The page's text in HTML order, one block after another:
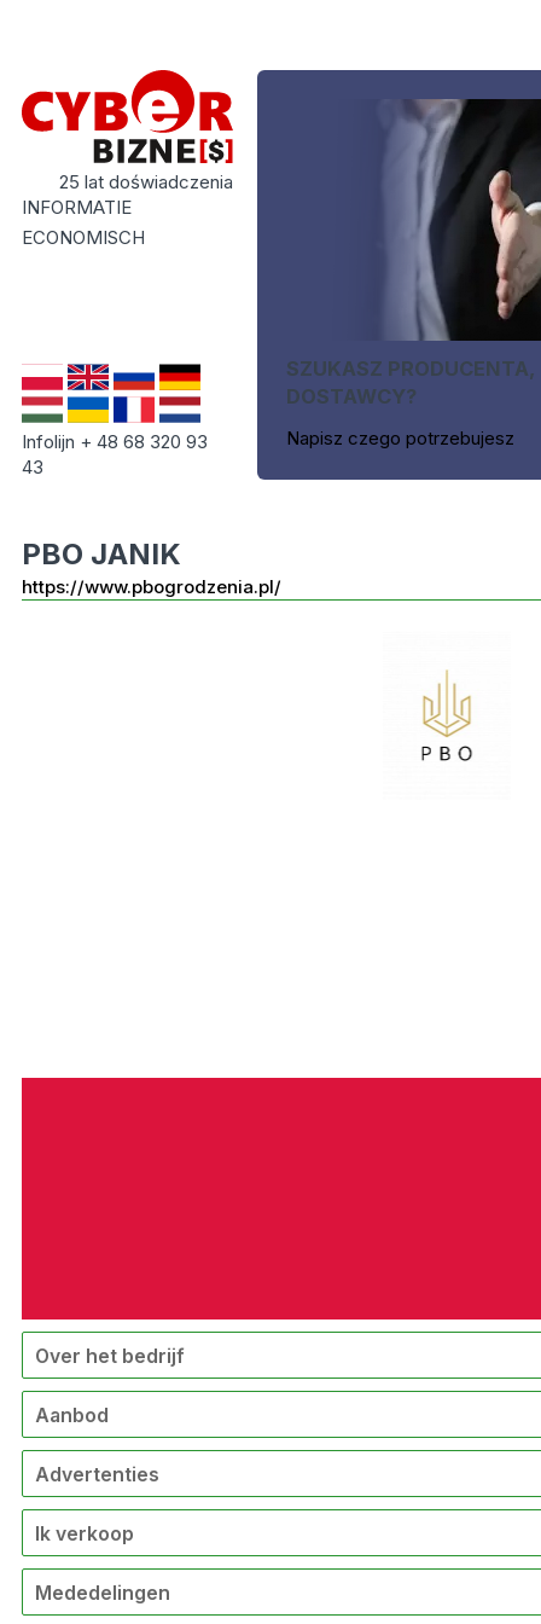
25 lat doświadczenia
INFORMATIE
ECONOMISCH
Infolijn + 48 68 320 93
43
SZUKASZ PRODUCENTA,
DOSTAWCY?
Napisz czego potrzebujesz
PBO JANIK
https://www.pbogrodzenia.pl/
Over het bedrijf
Aanbod
Advertenties
Ik verkoop
Mededelingen